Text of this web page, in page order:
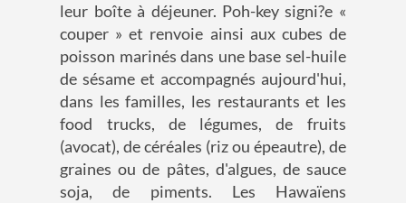
leur boîte à déjeuner. Poh-key signi?e «
couper » et renvoie ainsi aux cubes de
poisson marinés dans une base sel-huile
de sésame et accompagnés aujourd'hui,
dans les familles, les restaurants et les
food trucks, de légumes, de fruits
(avocat), de céréales (riz ou épeautre), de
graines ou de pâtes, d'algues, de sauce
soja, de piments. Les Hawaïens